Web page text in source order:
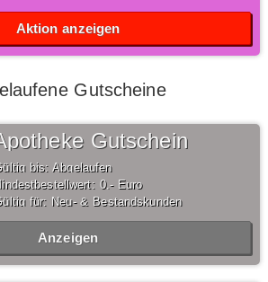
Aktion anzeigen
Gutscheine
Gutschein
bis: Abgelaufen
0,- Euro
für: Neu- & Bestandskunden
Anzeigen